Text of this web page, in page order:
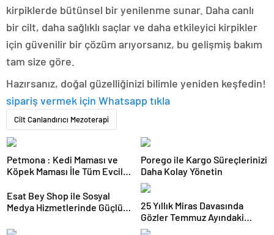
kirpiklerde bütünsel bir yenilenme sunar. Daha canlı
bir cilt, daha sağlıklı saçlar ve daha etkileyici kirpikler
için güvenilir bir çözüm arıyorsanız, bu gelişmiş bakım
tam size göre.
Hazırsanız, doğal güzelliğinizi bilimle yeniden keşfedin!
sipariş vermek için Whatsapp tıkla
Cilt Canlandırıcı Mezoterapi
Petmona : Kedi Maması ve
Köpek Maması İle Tüm Evcil
Porego ile Kargo Süreçlerinizi
Daha Kolay Yönetin
Esat Bey Shop ile Sosyal
Medya Hizmetlerinde Güçlü
25 Yıllık Miras Davasında
Gözler Temmuz Ayındaki
Karar Duruşmasına Çevrildi